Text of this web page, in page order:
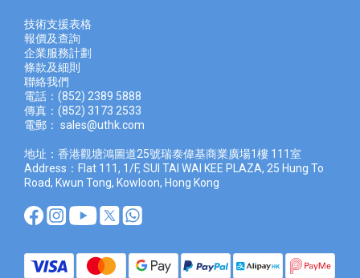
技術支援表格
報價及查詢
企業服務計劃
條款及細則
聯絡我們
電話：(852) 2389 5888
傳真：(852) 3173 2533
電郵： sales@uthk.com
地址：香港觀塘鴻圖道25號瑞泰偉基商業廣場1樓 111室
Address：Flat 111, 1/F, SUI TAI WAI KEE PLAZA, 25 Hung To
Road, Kwun Tong, Kowloon, Hong Kong